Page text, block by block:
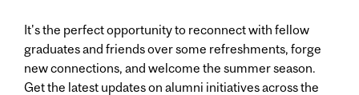
It's the perfect opportunity to reconnect with fellow
graduates and friends over some refreshments, forge
new connections, and welcome the summer season.
Get the latest updates on alumni initiatives across the